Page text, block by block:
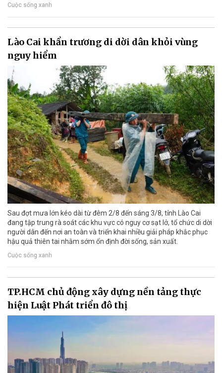
Cuộc sống xanh
Lào Cai khẩn trương di dời dân khỏi vùng
nguy hiểm
Sau đợt mưa lớn kéo dài từ đêm 2/8 đến sáng 3/8, tỉnh Lào Cai
đang tập trung rà soát các khu vực có nguy cơ sạt lở, tổ chức di dời
người dân đến nơi an toàn và triển khai nhiều giải pháp khắc phục
hậu quả thiên tai nhằm sớm ổn định đời sống, sản xuất.
Cuộc sống xanh
TP.HCM chủ động xây dựng nền tảng thực
hiện Luật Phát triển đô thị